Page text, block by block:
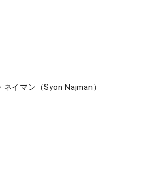
イマン（Syon Najman）